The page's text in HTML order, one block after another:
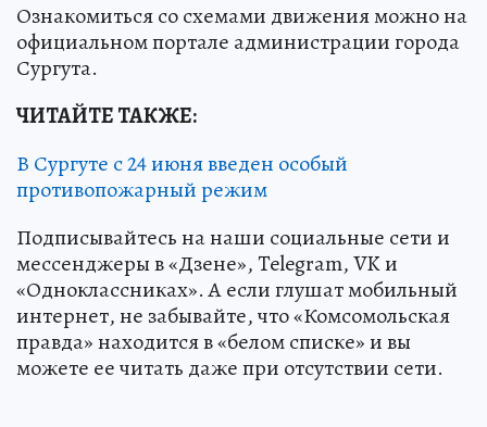
Ознакомиться со схемами движения можно на
официальном портале администрации города
Сургута.
ЧИТАЙТЕ ТАКЖЕ:
В Сургуте с 24 июня введен особый
противопожарный режим
Подписывайтесь на наши социальные сети и
мессенджеры в «Дзене», Telegram, VK и
«Одноклассниках». А если глушат мобильный
интернет, не забывайте, что «Комсомольская
правда» находится в «белом списке» и вы
можете ее читать даже при отсутствии сети.